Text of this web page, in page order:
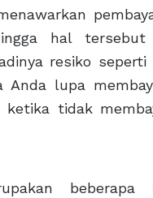
hal
resiko seperti
Anda lupa
ketika tidak
beberapa